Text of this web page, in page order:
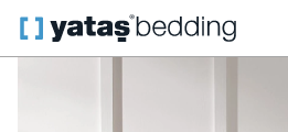
Anasayfa Ev Tekstili Tüm Ev Tekstili